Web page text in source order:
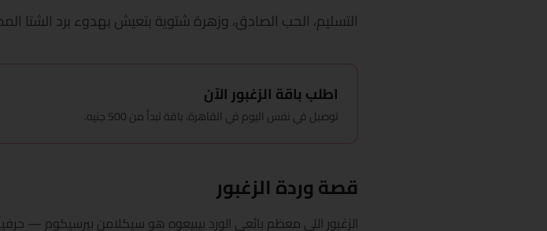
التسليم، الحب الصادق، وزهرة شتوية بتعيش بهدوء برد الشتا
اطلب باقة الزغبور الآن
توصيل في نفس اليوم في القاهرة، باقة تبدأ من 500 جنيه.
قصة وردة الزغبور
الزغبور اللي معظم بائعي الورد بيبيعوه هو سيكلامن بيرسيكوم —